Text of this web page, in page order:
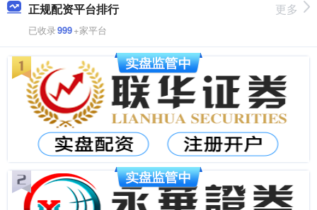
正规配资平台排行
已收录999+家平台
更多